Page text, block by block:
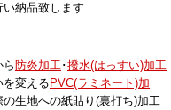
納品致します
防炎加工･撥水(はっすい)加工
を変える PVC(ラミネート)加
生地への紙貼り(裏打ち)加工